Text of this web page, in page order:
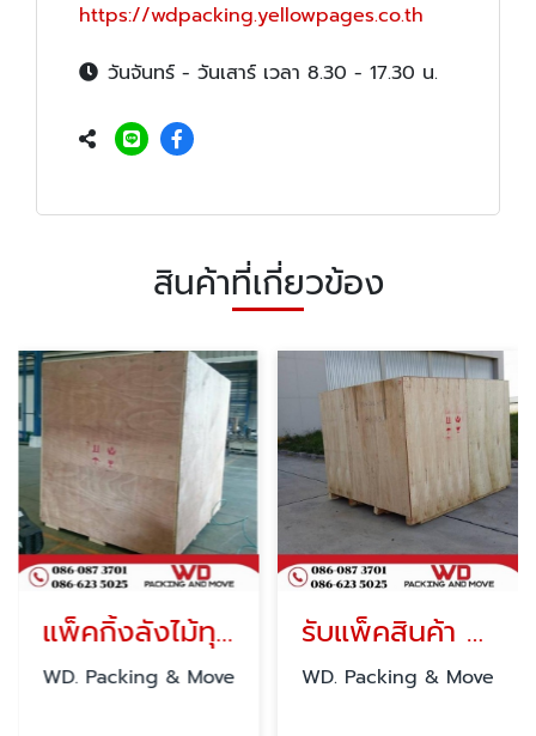
https://wdpacking.yellowpages.co.th
วันจันทร์ - วันเสาร์ เวลา 8.30 - 17.30 น.
สินค้าที่เกี่ยวข้อง
แพ็คกิ้งลังไม้ทุกชนิด
WD. Packing & Move
รับแพ็คสินค้า ลังไม้
WD. Packing & Move